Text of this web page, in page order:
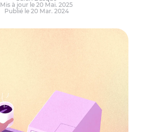
Mis à jour le 20 Mai. 2025
Publié le 20 Mar. 2024